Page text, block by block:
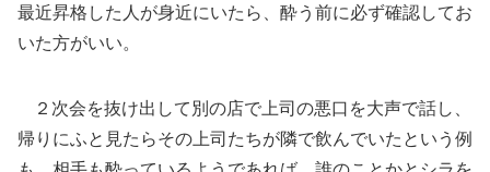
最近昇格した人が身近にいたら、酔う前に必ず確認してお
いた方がいい。
２次会を抜け出して別の店で上司の悪口を大声で話し、
帰りにふと見たらその上司たちが隣で飲んでいたという例